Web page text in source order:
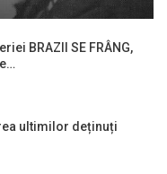
BRAZII SE FRÂNG,
ultimilor deținuți